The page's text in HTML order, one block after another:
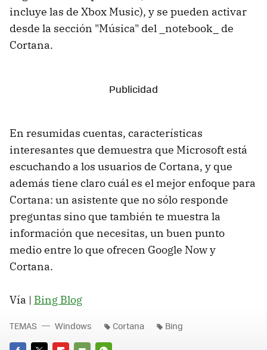
incluye las de Xbox Music), y se pueden activar
desde la sección "Música" del _notebook_ de
Cortana.
En resumidas cuentas, características
interesantes que demuestra que Microsoft está
escuchando a los usuarios de Cortana, y que
además tiene claro cuál es el mejor enfoque para
Cortana: un asistente que no sólo responde
preguntas sino que también te muestra la
información que necesitas, un buen punto
medio entre lo que ofrecen Google Now y
Cortana.
Vía | Bing Blog
TEMAS Windows Cortana Bing